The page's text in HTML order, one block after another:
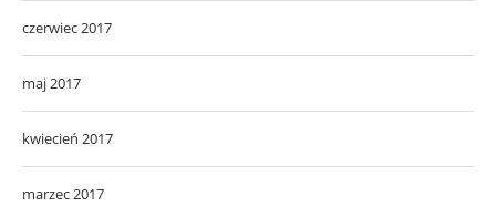
czerwiec 2017
maj 2017
kwiecień 2017
marzec 2017